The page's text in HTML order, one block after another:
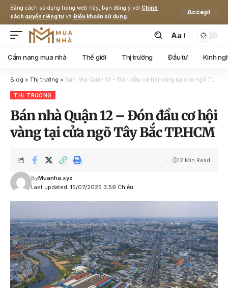
Bằng cách sử dụng trang web này, bạn đồng ý với Chính
sách quyền riêng tư và Điều khoản sử dụng.
Accept
Aa
Cẩm nang mua nhà Thế giới Thị trường Đầu tư Kinh
Blog > Thị trường > Bán nhà Quận 12 – Đón đầu cơ hội vàng tại cửa ngõ Tây Bắc TP.HCM
THỊ TRƯỜNG
Bán nhà Quận 12 – Đón đầu cơ hội
vàng tại cửa ngõ Tây Bắc TP.HCM
Last updated: 15/07/2025 3:59 Chiều
ByMuanha.xyz
12 Min Read